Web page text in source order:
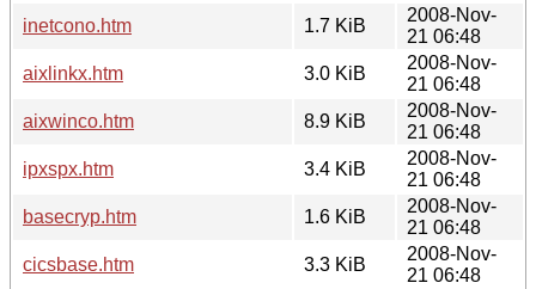
inetcono.htm
1.7 KiB
2008-Nov-
21 06:48
aixlinkx.htm
3.0 KiB
2008-Nov-
21 06:48
aixwinco.htm
8.9 KiB
2008-Nov-
21 06:48
ipxspx.htm
3.4 KiB
2008-Nov-
21 06:48
basecryp.htm
1.6 KiB
2008-Nov-
21 06:48
cicsbase.htm
3.3 KiB
2008-Nov-
21 06:48